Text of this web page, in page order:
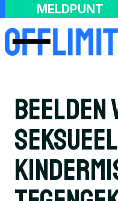
MELDPUNT
FAQ
Hash
Over het
Contact
Beelden
seksueel